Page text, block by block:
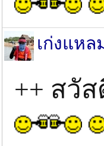
เก่งแหล
++ สวั